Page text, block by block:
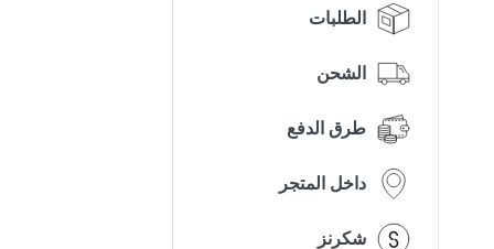
الطلبات
الشحن
طرق الدفع
داخل المتجر
شكرنز